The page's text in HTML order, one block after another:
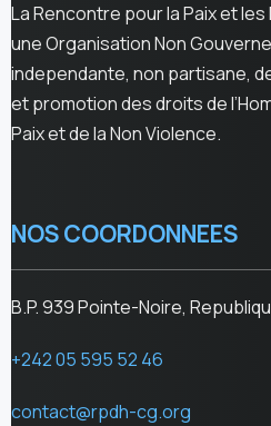
La Rencontre pour la Paix et les
une Organisation Non
independante, non partisane,
et promotion des droits de
Paix et de la Non Violence.
NOS COORDONNEES
B.P. 939 Pointe-Noire,
+242 05 595 52 46
contact@rpdh-cg.org